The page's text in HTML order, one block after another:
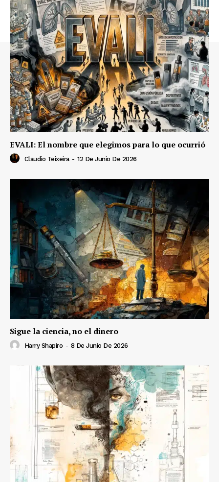
EVALI: El nombre que elegimos para lo que ocurrió
Claudio Teixeira - 12 De Junio De 2026
Sigue la ciencia, no el dinero
Harry Shapiro - 8 De Junio De 2026